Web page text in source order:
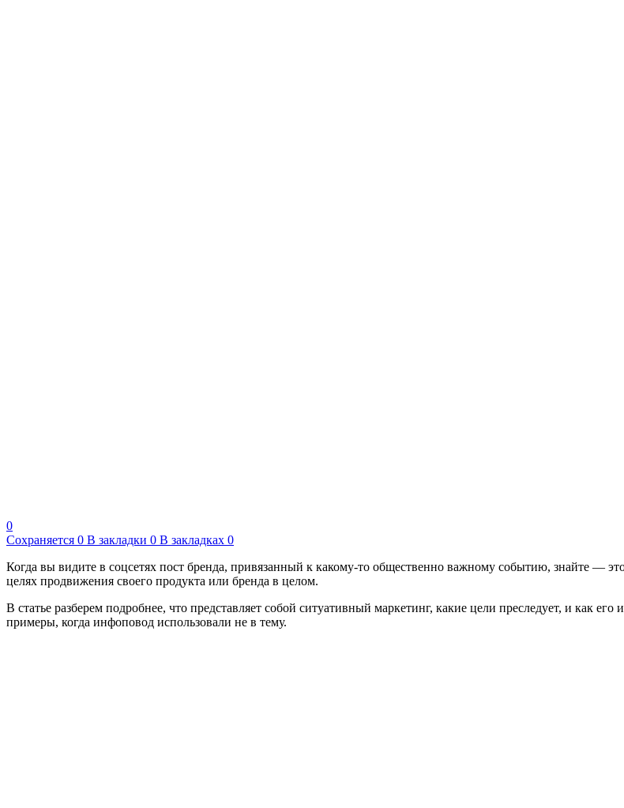
0
Сохраняется 0 В закладки 0 В закладках 0
Когда вы видите в соцсетях пост бренда, привязанный к какому-то общественно важному событию, знайте —
целях продвижения своего продукта или бренда в целом.
В статье разберем подробнее, что представляет собой ситуативный маркетинг, какие цели преследует, и как
примеры, когда инфоповод использовали не в тему.